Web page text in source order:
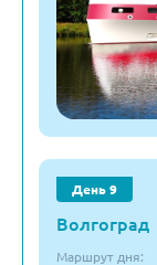
День 9
Волгоград
Маршрут дня: